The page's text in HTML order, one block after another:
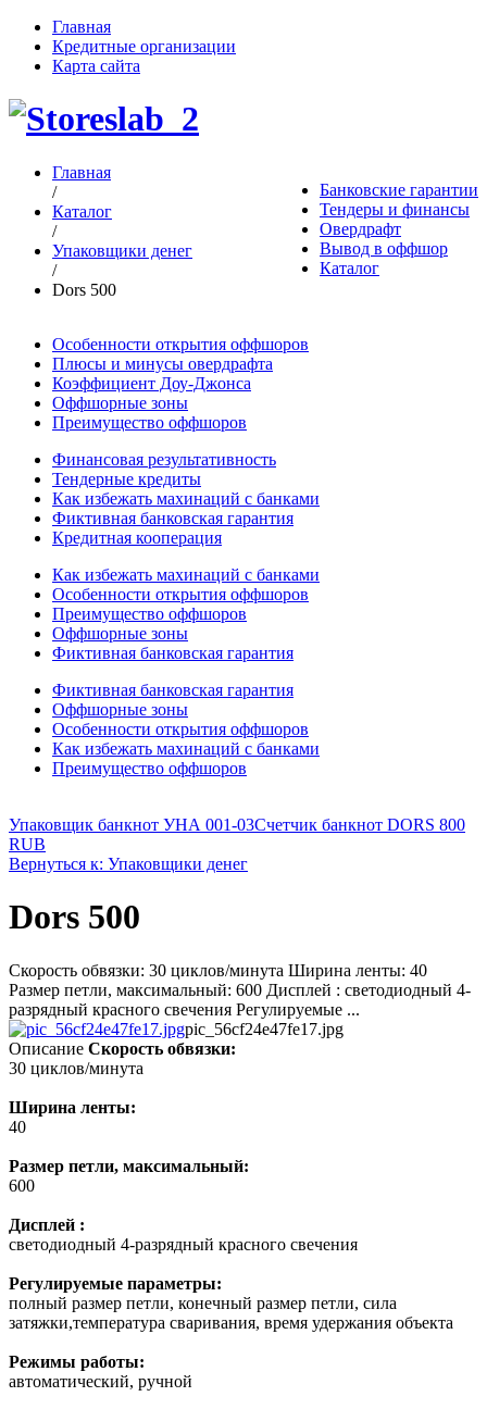
Главная
Кредитные организации
Карта сайта
Банковские гарантии
Тендеры и финансы
Овердрафт
Вывод в оффшор
Каталог
Главная
/
Каталог
/
Упаковщики денег
/
Dors 500
Особенности открытия оффшоров
Плюсы и минусы овердрафта
Коэффициент Доу-Джонса
Оффшорные зоны
Преимущество оффшоров
Финансовая результативность
Тендерные кредиты
Как избежать махинаций с банками
Фиктивная банковская гарантия
Кредитная кооперация
Как избежать махинаций с банками
Особенности открытия оффшоров
Преимущество оффшоров
Оффшорные зоны
Фиктивная банковская гарантия
Фиктивная банковская гарантия
Оффшорные зоны
Особенности открытия оффшоров
Как избежать махинаций с банками
Преимущество оффшоров
Упаковщик банкнот УНА 001-03Счетчик банкнот DORS 800
RUB
Вернуться к: Упаковщики денег
Dors 500
Скорость обвязки: 30 циклов/минута Ширина ленты: 40
Размер петли, максимальный: 600 Дисплей : светодиодный 4-
разрядный красного свечения Регулируемые ...
pic_56cf24e47fe17.jpg
Описание Скорость обвязки:
30 циклов/минута
Ширина ленты:
40
Размер петли, максимальный:
600
Дисплей :
светодиодный 4-разрядный красного свечения
Регулируемые параметры:
полный размер петли, конечный размер петли, сила
затяжки,температура сваривания, время удержания объекта
Режимы работы:
автоматический, ручной